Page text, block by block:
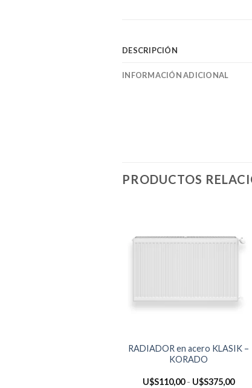
DESCRIPCIÓN
INFORMACIÓN ADICIONAL
PRODUCTOS
RADIADOR en acero KLASIK –
KORADO
U$S110,00 - U$S375,00